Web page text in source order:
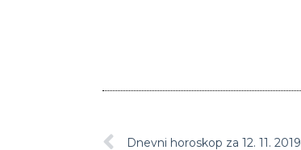
Dnevni horoskop za 12. 11. 2019